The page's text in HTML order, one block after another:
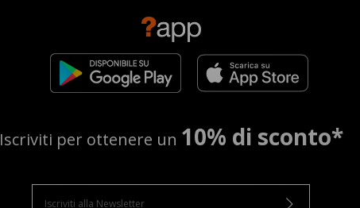
Iscriviti per ottenere un 10% di sconto*